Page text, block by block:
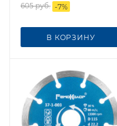
605руб. -7%
В КОРЗИНУ